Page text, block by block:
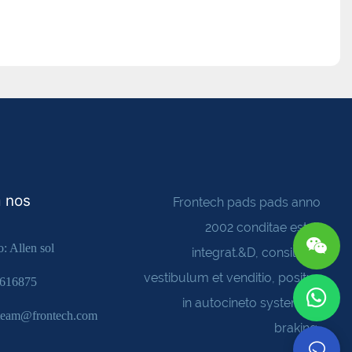
nos
Allen sol
Frontech pads pads anno
2002 conditae est. R
integrat.&D, consilium,
vestibulum et venditio, positus
in autocineto systemata
braking